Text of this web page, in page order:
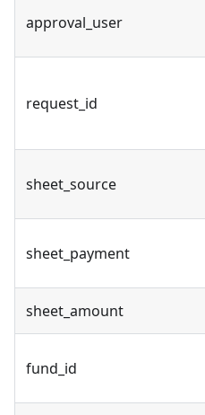
approval_user
request_id
sheet_source
sheet_payment
sheet_amount
fund_id